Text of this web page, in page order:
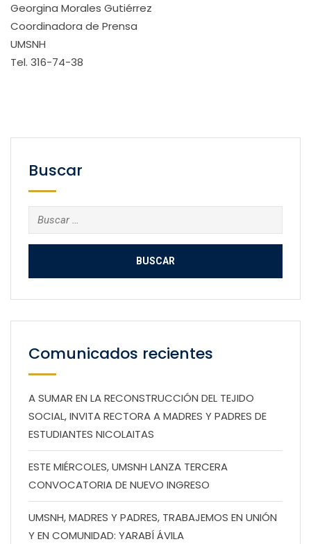
Georgina Morales Gutiérrez
Coordinadora de Prensa
UMSNH
Tel. 316-74-38
Buscar
Buscar:
Comunicados recientes
A SUMAR EN LA RECONSTRUCCIÓN DEL TEJIDO
SOCIAL, INVITA RECTORA A MADRES Y PADRES DE
ESTUDIANTES NICOLAITAS
ESTE MIÉRCOLES, UMSNH LANZA TERCERA
CONVOCATORIA DE NUEVO INGRESO
UMSNH, MADRES Y PADRES, TRABAJEMOS EN UNIÓN
Y EN COMUNIDAD: YARABÍ ÁVILA